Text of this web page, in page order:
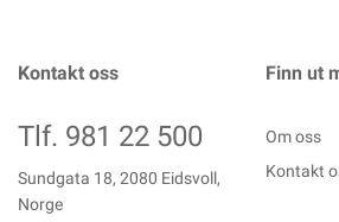
Kontakt oss
Tlf. 981 22 500
Sundgata 18, 2080 Eidsvoll,
Norge
Finn ut
Om oss
Kontakt